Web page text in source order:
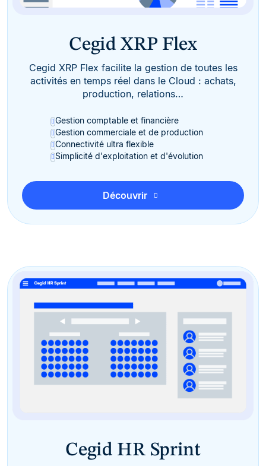
Cegid XRP Flex
Cegid XRP Flex facilite la gestion de toutes les
activités en temps réel dans le Cloud : achats,
production, relations…
Gestion comptable et financière
Gestion commerciale et de production
Connectivité ultra flexible
Simplicité d'exploitation et d'évolution
Découvrir
Cegid HR Sprint